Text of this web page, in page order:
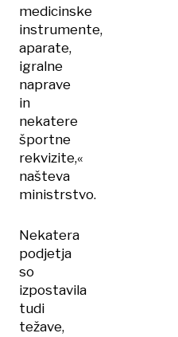
medicinske
instrumente,
aparate,
igralne
naprave
in
nekatere
športne
rekvizite,«
našteva
ministrstvo.
Nekatera
podjetja
so
izpostavila
tudi
težave,